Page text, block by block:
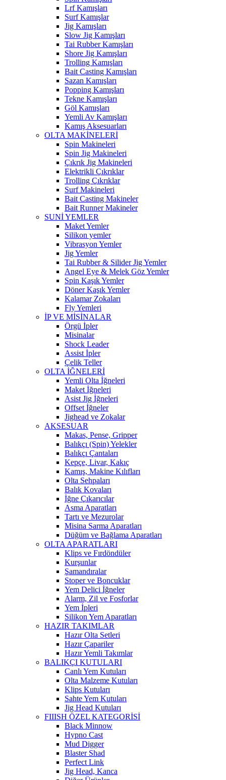
Lrf Kamışları
Surf Kamışlar
Jig Kamışları
Slow Jig Kamışları
Tai Rubber Kamışları
Shore Jig Kamışları
Trolling Kamışları
Bait Casting Kamışları
Sazan Kamışları
Popping Kamışları
Tekne Kamışları
Göl Kamışları
Yemli Av Kamışları
Kamış Aksesuarları
OLTA MAKİNELERİ
Spin Makineleri
Spin Jig Makineleri
Çıkrık Jig Makineleri
Elektrikli Çıkrıklar
Trolling Çıkrıklar
Surf Makineleri
Bait Casting Makineler
Bait Runner Makineler
SUNİ YEMLER
Maket Yemler
Silikon yemler
Vibrasyon Yemler
Jig Yemler
Tai Rubber & Silider Jig Yemler
Angel Eye & Melek Göz Yemler
Spin Kaşık Yemler
Döner Kaşık Yemler
Kalamar Zokaları
Fly Yemleri
İP VE MİSİNALAR
Örgü İpler
Misinalar
Shock Leader
Assist İpler
Çelik Teller
OLTA İĞNELERİ
Yemli Olta İğneleri
Maket İğneleri
Asist Jig İğneleri
Offset İğneler
Jighead ve Zokalar
AKSESUAR
Makas, Pense, Gripper
Balıkçı (Spin) Yelekler
Balıkçı Çantaları
Kepçe, Livar, Kakıç
Kamış, Makine Kılıfları
Olta Sehpaları
Balık Kovaları
İğne Çıkarıcılar
Asma Aparatları
Tartı ve Mezurolar
Misina Sarma Aparatları
Düğüm ve Bağlama Aparatları
OLTA APARATLARI
Klips ve Fırdöndüler
Kurşunlar
Şamandıralar
Stoper ve Boncuklar
Yem Delici İğneler
Alarm, Zil ve Fosforlar
Yem İpleri
Silikon Yem Aparatları
HAZIR TAKIMLAR
Hazır Olta Setleri
Hazır Çapariler
Hazır Yemli Takımlar
BALIKÇI KUTULARI
Canlı Yem Kutuları
Olta Malzeme Kutuları
Klips Kutuları
Sahte Yem Kutuları
Jig Head Kutuları
FIIISH ÖZEL KATEGORİSİ
Black Minnow
Hypno Cast
Mud Digger
Blaster Shad
Perfect Link
Jig Head, Kanca